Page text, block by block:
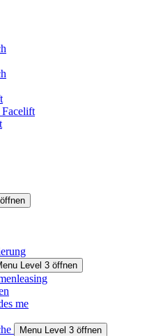
Level 3 öffnen
me
Menu Level 3 öffnen